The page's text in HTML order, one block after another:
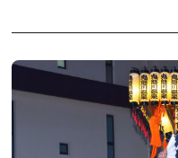
※運転日により、運転時刻パ
詳しい運行パターンは東武